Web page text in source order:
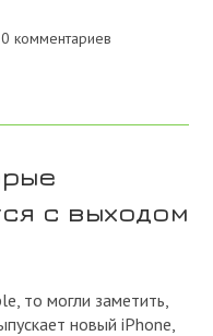
0 комментариев
с выходом
то могли заметить,
новый iPhone,